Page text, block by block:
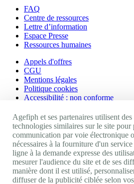
FAQ
Centre de ressources
Lettre d’information
Espace Presse
Ressources humaines
Appels d'offres
CGU
Mentions légales
Politique cookies
Accessibilité : non conforme
Nos autres sites
Site portail Agefiph
Activateur de progrès
Handinnov
Innovation et recherche
Université du RRH
Agefiph et ses partenaires utilisent
technologies similaires sur le site
communication par voie électronique
nécessaires à la fourniture d'un
ligne à la demande expresse des
mesurer l'audience du site et de ses
manière dont il est utilisé,
diffuser de la publicité ciblée selon